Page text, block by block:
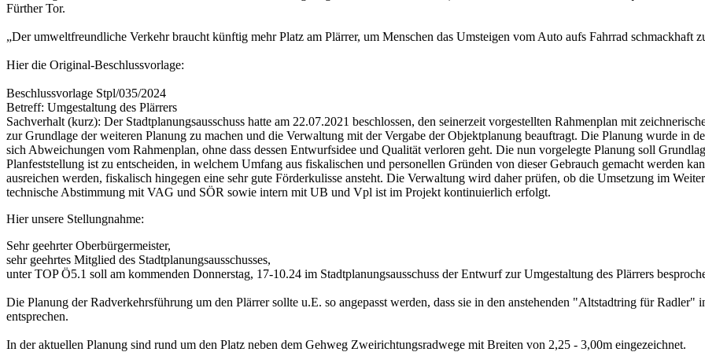
Fürther Tor.
„Der umweltfreundliche Verkehr braucht künftig mehr Platz am Plärrer, um Menschen das Umsteigen vom Auto aufs Fahrrad schmackhaft
Hier die Original-Beschlussvorlage:
Beschlussvorlage Stpl/035/2024
Betreff: Umgestaltung des Plärrers
Sachverhalt (kurz): Der Stadtplanungsausschuss hatte am 22.07.2021 beschlossen, den seinerzeit vorgestellten Rahmenplan mit
zur Grundlage der weiteren Planung zu machen und die Verwaltung mit der Vergabe der Objektplanung beauftragt. Die Planung wurde in
sich Abweichungen vom Rahmenplan, ohne dass dessen Entwurfsidee und Qualität verloren geht. Die nun vorgelegte Planung soll
Planfeststellung ist zu entscheiden, in welchem Umfang aus fiskalischen und personellen Gründen von dieser Gebrauch gemacht werden
ausreichen werden, fiskalisch hingegen eine sehr gute Förderkulisse ansteht. Die Verwaltung wird daher prüfen, ob die Umsetzung im
technische Abstimmung mit VAG und SÖR sowie intern mit UB und Vpl ist im Projekt kontinuierlich erfolgt.
Hier unsere Stellungnahme:
Sehr geehrter Oberbürgermeister,
sehr geehrtes Mitglied des Stadtplanungsausschusses,
unter TOP Ö5.1 soll am kommenden Donnerstag, 17-10.24 im Stadtplanungsausschuss der Entwurf zur Umgestaltung des Plärrers
Die Planung der Radverkehrsführung um den Plärrer sollte u.E. so angepasst werden, dass sie in den anstehenden "Altstadtring für Radler"
entsprechen.
In der aktuellen Planung sind rund um den Platz neben dem Gehweg Zweirichtungsradwege mit Breiten von 2,25 - 3,00m eingezeichnet.